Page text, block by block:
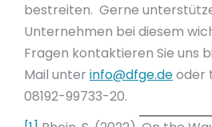
bestreiten. Gerne
Unternehmen bei diesem
Fragen kontaktieren Sie uns
Mail unter info@dfge.deoder
08192-99733-20.